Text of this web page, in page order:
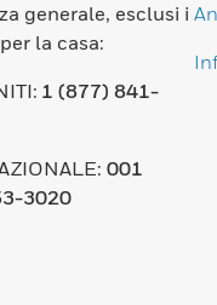
generale, esclusi i
la casa:
1 (877) 841-
001
3020